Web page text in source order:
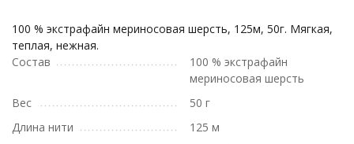
100 % экстрафайн мериносовая шерсть, 125м, 50г. Мягкая,
теплая, нежная.
Состав
100 % экстрафайн
мериносовая шерсть
Вес
50 г
Длина нити
125 м